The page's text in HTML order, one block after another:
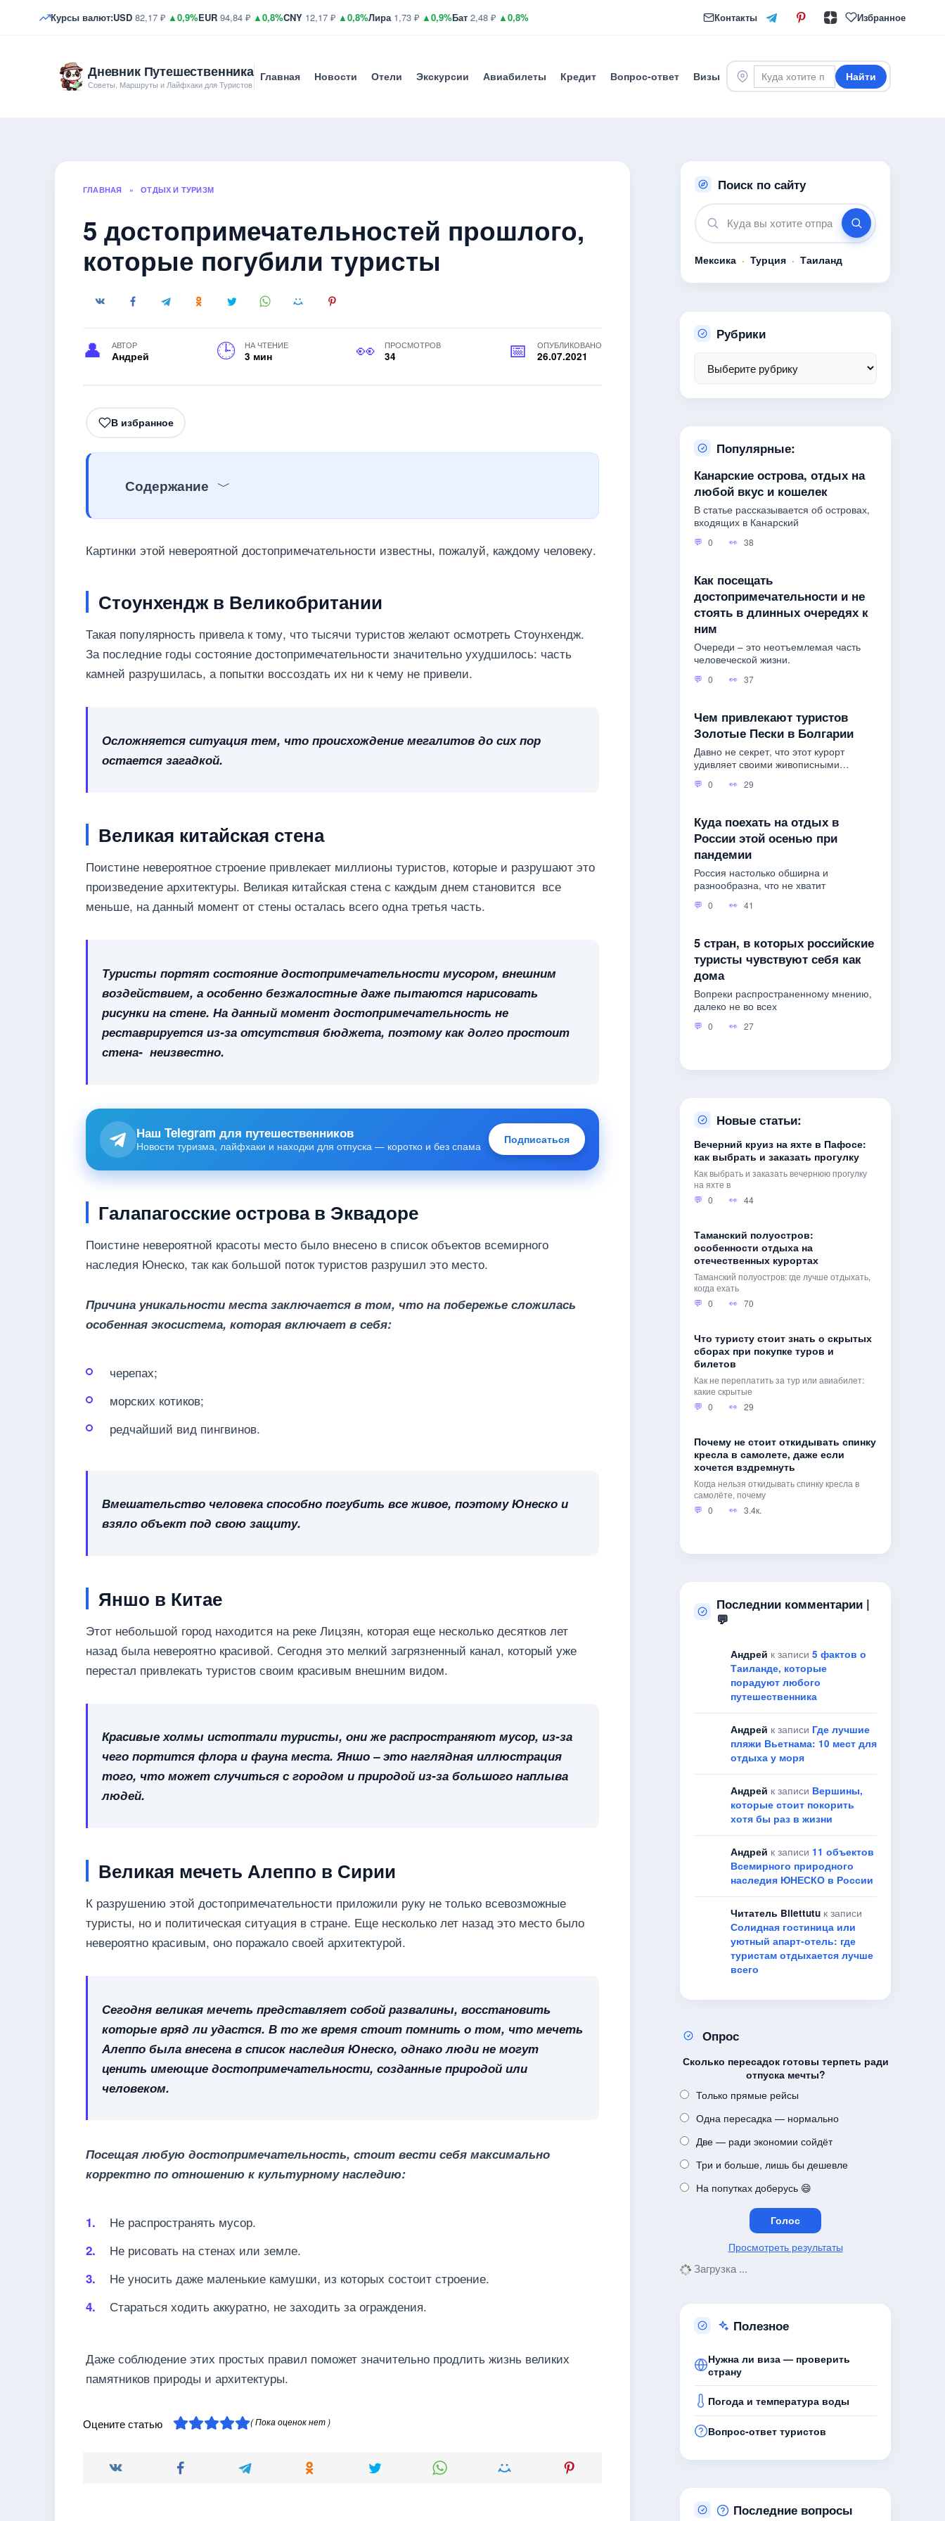
Курсы валют:USD 82,17 ₽ ▲0,9%EUR 94,84 ₽ ▲0,8%CNY 12,17 ₽ ▲0,8%Лира1,73 ₽ ▲0,9%Бат 2,48 ₽ ▲0,8% Контакты Избранное
Дневник Путешественника
Советы, Маршруты и Лайфхаки для Туристов
Главная Новости Отели Экскурсии Авиабилеты Кредит Вопрос-ответ Визы Найти
ГЛАВНАЯ » ОТДЫХ И ТУРИЗМ
5 достопримечательностей прошлого,
которые погубили туристы
АВТОР
Андрей
НА ЧТЕНИЕ
3 мин
ПРОСМОТРОВ
34
ОПУБЛИКОВАНО
26.07.2021
В избранное
Содержание
Картинки этой невероятной достопримечательности известны, пожалуй, каждому человеку.
Стоунхендж в Великобритании
Такая популярность привела к тому, что тысячи туристов желают осмотреть Стоунхендж.
За последние годы состояние достопримечательности значительно ухудшилось: часть
камней разрушилась, а попытки воссоздать их ни к чему не привели.
Осложняется ситуация тем, что происхождение мегалитов до сих пор
остается загадкой.
Великая китайская стена
Поистине невероятное строение привлекает миллионы туристов, которые и разрушают это
произведение архитектуры. Великая китайская стена с каждым днем становится все
меньше, на данный момент от стены осталась всего одна третья часть.
Туристы портят состояние достопримечательности мусором, внешним
воздействием, а особенно безжалостные даже пытаются нарисовать
рисунки на стене. На данный момент достопримечательность не
реставрируется из-за отсутствия бюджета, поэтому как долго простоит
стена- неизвестно.
Наш Telegram для путешественников
Новости туризма, лайфхаки и находки для отпуска — коротко и без спама
Подписаться
Галапагосские острова в Эквадоре
Поистине невероятной красоты место было внесено в список объектов всемирного
наследия Юнеско, так как большой поток туристов разрушил это место.
Причина уникальности места заключается в том, что на побережье сложилась
особенная экосистема, которая включает в себя:
черепах;
морских котиков;
редчайший вид пингвинов.
Вмешательство человека способно погубить все живое, поэтому Юнеско и
взяло объект под свою защиту.
Яншо в Китае
Этот небольшой город находится на реке Лицзян, которая еще несколько десятков лет
назад была невероятно красивой. Сегодня это мелкий загрязненный канал, который уже
перестал привлекать туристов своим красивым внешним видом.
Красивые холмы истоптали туристы, они же распространяют мусор, из-за
чего портится флора и фауна места. Яншо – это наглядная иллюстрация
того, что может случиться с городом и природой из-за большого наплыва
людей.
Великая мечеть Алеппо в Сирии
К разрушению этой достопримечательности приложили руку не только всевозможные
туристы, но и политическая ситуация в стране. Еще несколько лет назад это место было
невероятно красивым, оно поражало своей архитектурой.
Сегодня великая мечеть представляет собой развалины, восстановить
которые вряд ли удастся. В то же время стоит помнить о том, что мечеть
Алеппо была внесена в список наследия Юнеско, однако люди не могут
ценить имеющие достопримечательности, созданные природой или
человеком.
Посещая любую достопримечательность, стоит вести себя максимально
корректно по отношению к культурному наследию:
Не распространять мусор.
Не рисовать на стенах или земле.
Не уносить даже маленькие камушки, из которых состоит строение.
Стараться ходить аккуратно, не заходить за ограждения.
Даже соблюдение этих простых правил поможет значительно продлить жизнь великих
памятников природы и архитектуры.
Оцените статью ( Пока оценок нет )
Поиск по сайту
Мексика · Турция · Таиланд
Рубрики
Популярные:
Канарские острова, отдых на
любой вкус и кошелек
В статье рассказывается об островах,
входящих в Канарский
0 38
Как посещать
достопримечательности и не
стоять в длинных очередях к
ним
Очереди – это неотъемлемая часть
человеческой жизни.
0 37
Чем привлекают туристов
Золотые Пески в Болгарии
Давно не секрет, что этот курорт
удивляет своими живописными
0 29
Куда поехать на отдых в
России этой осенью при
пандемии
Россия настолько обширна и
разнообразна, что не хватит
0 41
5 стран, в которых российские
туристы чувствуют себя как
дома
Вопреки распространенному мнению,
далеко не во всех
0 27
Новые статьи:
Вечерний круиз на яхте в Пафосе:
как выбрать и заказать прогулку
Как выбрать и заказать вечернюю прогулку
на яхте в
0
44
Таманский полуостров:
особенности отдыха на
отечественных курортах
Таманский полуостров: где лучше отдыхать,
когда ехать
0
70
Что туристу стоит знать о скрытых
сборах при покупке туров и
билетов
Как не переплатить за тур или авиабилет:
какие скрытые
0
29
Почему не стоит откидывать спинку
кресла в самолете, даже если
хочется вздремнуть
Когда нельзя откидывать спинку кресла в
самолёте, почему
0
3.4к.
Последнии комментарии |
💬
Андрей к записи 5 фактов о
Таиланде, которые
порадуют любого
путешественника
Андрей к записи Где лучшие
пляжи Вьетнама: 10 мест для
отдыха у моря
Андрей к записи Вершины,
которые стоит покорить
хотя бы раз в жизни
Андрей к записи 11 объектов
Всемирного природного
наследия ЮНЕСКО в России
Читатель Bilettutu к записи
Солидная гостиница или
уютный апарт-отель: где
туристам отдыхается лучше
всего
Опрос
Сколько пересадок готовы терпеть ради
отпуска мечты?
Только прямые рейсы
Одна пересадка — нормально
Две — ради экономии сойдёт
Три и больше, лишь бы дешевле
На попутках доберусь 😄
Просмотреть результаты
Загрузка ...
Полезное
Нужна ли виза — проверить
страну
Погода и температура воды
Вопрос-ответ туристов
Последние вопросы